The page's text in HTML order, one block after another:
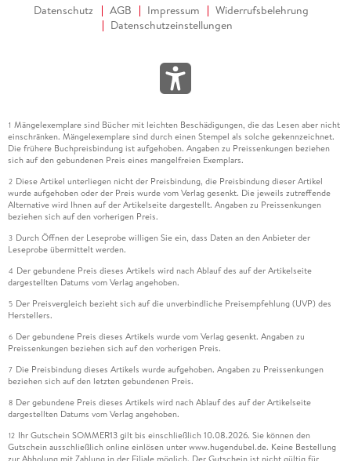
Datenschutz AGB Impressum
Widerrufsbelehrung
Datenschutzeinstellungen
1 Mängelexemplare sind Bücher mit leichten Beschädigungen, die das Lesen aber nicht
einschränken. Mängelexemplare sind durch einen Stempel als solche gekennzeichnet.
Die frühere Buchpreisbindung ist aufgehoben. Angaben zu Preissenkungen beziehen
sich auf den gebundenen Preis eines mangelfreien Exemplars.
2 Diese Artikel unterliegen nicht der Preisbindung, die Preisbindung dieser Artikel
wurde aufgehoben oder der Preis wurde vom Verlag gesenkt. Die jeweils zutreffende
Alternative wird Ihnen auf der Artikelseite dargestellt. Angaben zu Preissenkungen
beziehen sich auf den vorherigen Preis.
3 Durch Öffnen der Leseprobe willigen Sie ein, dass Daten an den Anbieter der
Leseprobe übermittelt werden.
4 Der gebundene Preis dieses Artikels wird nach Ablauf des auf der Artikelseite
dargestellten Datums vom Verlag angehoben.
5 Der Preisvergleich bezieht sich auf die unverbindliche Preisempfehlung (UVP) des
Herstellers.
6 Der gebundene Preis dieses Artikels wurde vom Verlag gesenkt. Angaben zu
Preissenkungen beziehen sich auf den vorherigen Preis.
7 Die Preisbindung dieses Artikels wurde aufgehoben. Angaben zu Preissenkungen
beziehen sich auf den letzten gebundenen Preis.
8 Der gebundene Preis dieses Artikels wird nach Ablauf des auf der Artikelseite
dargestellten Datums vom Verlag angehoben.
12 Ihr Gutschein SOMMER13 gilt bis einschließlich 10.08.2026. Sie können den
Gutschein ausschließlich online einlösen unter www.hugendubel.de. Keine Bestellung